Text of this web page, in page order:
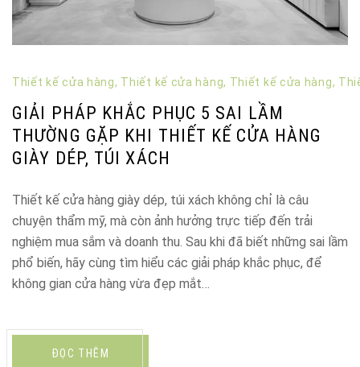
Thiết kế cửa hàng, Thiết kế cửa hàng, Thiết kế cửa hàng,
GIẢI PHÁP KHẮC PHỤC 5 SAI LẦM
THƯỜNG GẶP KHI THIẾT KẾ CỬA HÀNG
GIÀY DÉP, TÚI XÁCH
Thiết kế cửa hàng giày dép, túi xách không chỉ là câu
chuyện thẩm mỹ, mà còn ảnh hưởng trực tiếp đến trải
nghiệm mua sắm và doanh thu. Sau khi đã biết những sai lầm
phổ biến, hãy cùng tìm hiểu các giải pháp khắc phục, để
không gian cửa hàng vừa đẹp mắt…
ĐỌC THÊM